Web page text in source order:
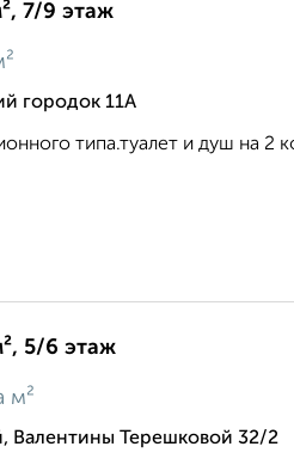
7/9 этаж
городок 11А
типа.туалет и душ на 2
5/6 этаж
м²
Валентины Терешковой 32/2